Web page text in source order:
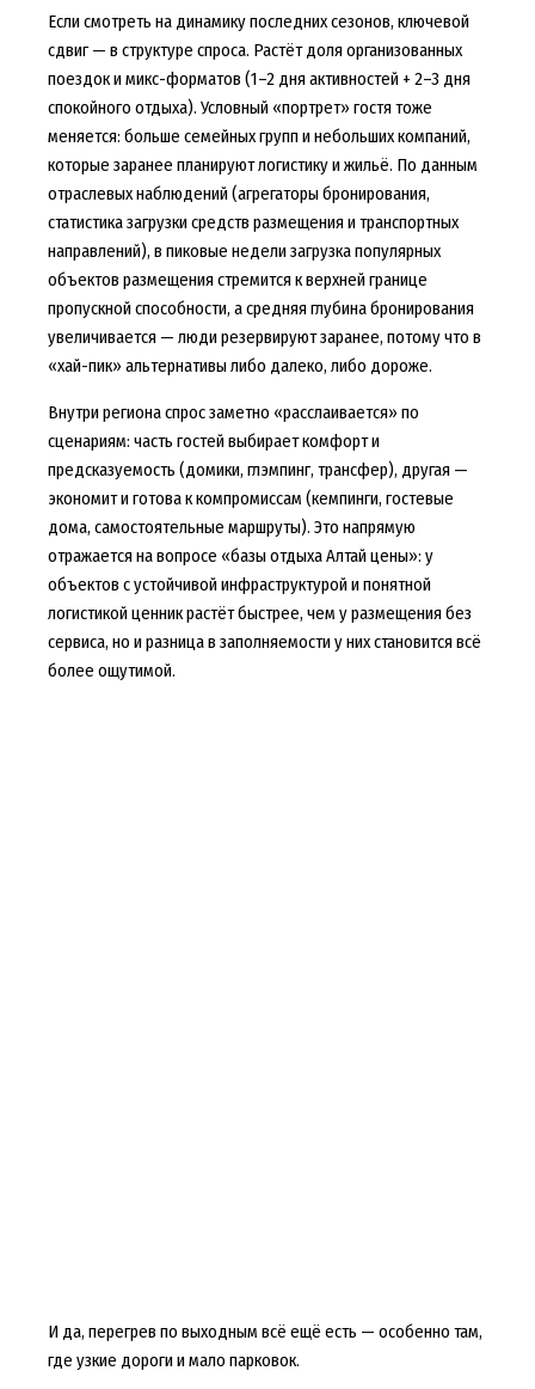
Если смотреть на динамику последних сезонов, ключевой
сдвиг — в структуре спроса. Растёт доля организованных
поездок и микс-форматов (1–2 дня активностей + 2–3 дня
спокойного отдыха). Условный «портрет» гостя тоже
меняется: больше семейных групп и небольших компаний,
которые заранее планируют логистику и жильё. По данным
отраслевых наблюдений (агрегаторы бронирования,
статистика загрузки средств размещения и транспортных
направлений), в пиковые недели загрузка популярных
объектов размещения стремится к верхней границе
пропускной способности, а средняя глубина бронирования
увеличивается — люди резервируют заранее, потому что в
«хай-пик» альтернативы либо далеко, либо дороже.
Внутри региона спрос заметно «расслаивается» по
сценариям: часть гостей выбирает комфорт и
предсказуемость (домики, глэмпинг, трансфер), другая —
экономит и готова к компромиссам (кемпинги, гостевые
дома, самостоятельные маршруты). Это напрямую
отражается на вопросе «базы отдыха Алтай цены»: у
объектов с устойчивой инфраструктурой и понятной
логистикой ценник растёт быстрее, чем у размещения без
сервиса, но и разница в заполняемости у них становится всё
более ощутимой.
И да, перегрев по выходным всё ещё есть — особенно там,
где узкие дороги и мало парковок.